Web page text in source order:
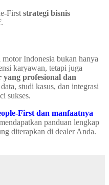
First strategi bisnis
Indonesia bukan hanya
karyawan, tetapi juga
profesional dan
studi kasus, dan integrasi
sukses.
First dan manfaatnya
panduan lengkap
diterapkan di dealer Anda.